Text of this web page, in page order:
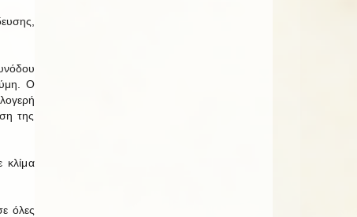
Ο
της
κλίμα
όλες